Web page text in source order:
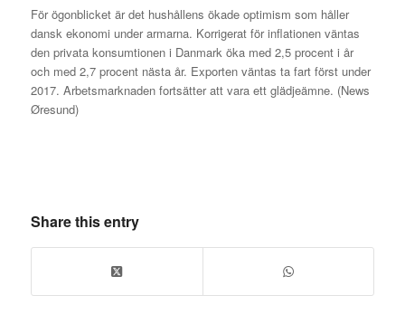
För ögonblicket är det hushållens ökade optimism som håller
dansk ekonomi under armarna. Korrigerat för inflationen väntas
den privata konsumtionen i Danmark öka med 2,5 procent i år
och med 2,7 procent nästa år. Exporten väntas ta fart först under
2017. Arbetsmarknaden fortsätter att vara ett glädjeämne. (News
Øresund)
Share this entry